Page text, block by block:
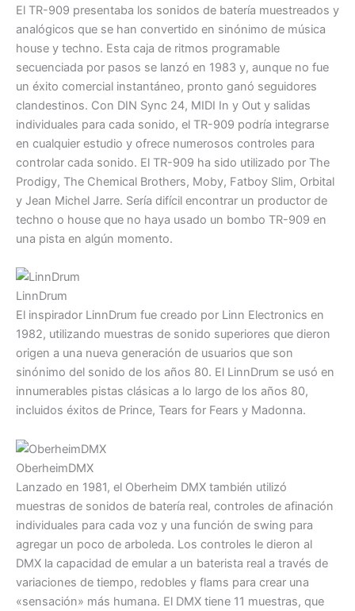
El TR-909 presentaba los sonidos de batería muestreados y
analógicos que se han convertido en sinónimo de música
house y techno. Esta caja de ritmos programable
secuenciada por pasos se lanzó en 1983 y, aunque no fue
un éxito comercial instantáneo, pronto ganó seguidores
clandestinos. Con DIN Sync 24, MIDI In y Out y salidas
individuales para cada sonido, el TR-909 podría integrarse
en cualquier estudio y ofrece numerosos controles para
controlar cada sonido. El TR-909 ha sido utilizado por The
Prodigy, The Chemical Brothers, Moby, Fatboy Slim, Orbital
y Jean Michel Jarre. Sería difícil encontrar un productor de
techno o house que no haya usado un bombo TR-909 en
una pista en algún momento.
LinnDrum
El inspirador LinnDrum fue creado por Linn Electronics en
1982, utilizando muestras de sonido superiores que dieron
origen a una nueva generación de usuarios que son
sinónimo del sonido de los años 80. El LinnDrum se usó en
innumerables pistas clásicas a lo largo de los años 80,
incluidos éxitos de Prince, Tears for Fears y Madonna.
OberheimDMX
Lanzado en 1981, el Oberheim DMX también utilizó
muestras de sonidos de batería real, controles de afinación
individuales para cada voz y una función de swing para
agregar un poco de arboleda. Los controles le dieron al
DMX la capacidad de emular a un baterista real a través de
variaciones de tiempo, redobles y flams para crear una
«sensación» más humana. El DMX tiene 11 muestras, que